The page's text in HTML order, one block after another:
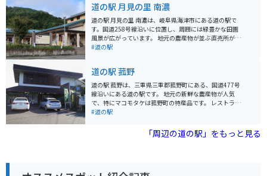
レンコンラーメンやレンコンうどんなど、ここでしか味
わえないオリジナルメニューが楽しめます。売店では、
レンコンを使ったパンやお惣菜、お菓子など、お土産に
もぴったりの商品が豊富に揃っています。特に、レンコ
ンソフトクリームは、訪れた多くの人が絶賛する人気商
旬の味覚を楽しむことができます。杉の梁をアクセント
にした直売スペースには、新鮮な野菜や季節の花が並び
ます。 ・充実した施設 レストランや売店のほか、観光情
報コーナーや休憩所も併設されており、ドライブの休憩
に最適です。観光情報コーナーでは、周辺の観光スポッ
ト情報を入手できます。休憩所では、購入したパンやお
道の駅 月見の里 南濃
道の駅 月見の里 南濃は、岐阜県海津市にある道の駅で
す。国道258号線沿いに位置し、周囲には緑豊かな田園
風景が広がっています。 地元の農産物が並ぶ直売所が人
気で、新鮮な野菜や果物をはじめ、地元産の米や味噌、
豚肉を使った「南濃とんちゃん」はおすすめです。 バイ
クで訪れる場合、道の駅には広い駐車場が完備されてい
るので安心です。周辺は田園風景が広がり、のどかな風
景の中をツーリングすることができます。 道の駅から少
し足を延ばせば、国営木曽三川公園の一つである「河川
#道の駅
道の駅 菰野
道の駅 菰野は、三重県三重郡菰野町にある、国道477号
線沿いにある道の駅です。 地元の新鮮な農産物が人気
で、特にマコモタケは菰野町の特産品です。 レストラン
では、地元食材を使った料理や、松阪牛を使ったメニュ
場も広く停めやすいので安心です。 周辺には、湯の山温
泉や御在所岳など観光スポットも多いので、ツーリング
#道の駅
「周辺の道の駅」をもっと見る